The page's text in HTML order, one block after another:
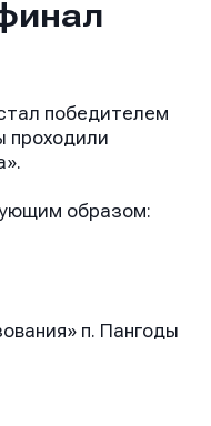
победителем
проходили
образом:
п. Пангоды